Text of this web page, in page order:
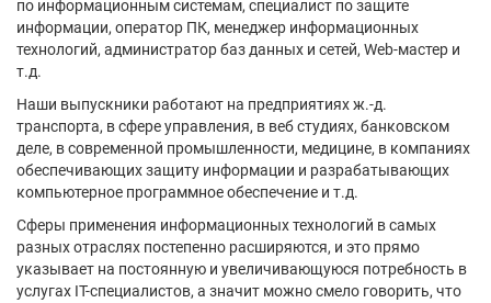
по информационным системам, специалист по защите
информации, оператор ПК, менеджер информационных
технологий, администратор баз данных и сетей, Web-мастер и
т.д.
Наши выпускники работают на предприятиях ж.-д.
транспорта, в сфере управления, в веб студиях, банковском
деле, в современной промышленности, медицине, в компаниях
обеспечивающих защиту информации и разрабатывающих
компьютерное программное обеспечение и т.д.
Сферы применения информационных технологий в самых
разных отраслях постепенно расширяются, и это прямо
указывает на постоянную и увеличивающуюся потребность в
услугах IT-специалистов, а значит можно смело говорить, что